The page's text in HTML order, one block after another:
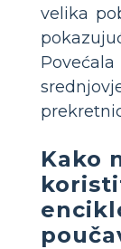
velika
Kako